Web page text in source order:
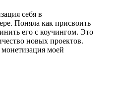
себя в
Поняла как присвоить
его с коучингом. Это
новых проектов.
моей